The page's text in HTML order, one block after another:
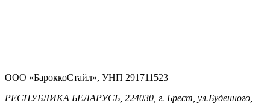
ООО «БароккоСтайл», УНП 291711523
РЕСПУБЛИКА БЕЛАРУСЬ, 224030, г. Брест, ул.Буденного,